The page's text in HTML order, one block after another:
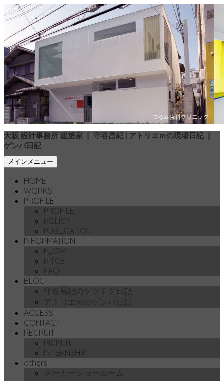
大阪 設計事務所 建築家 ❘ 守谷昌紀 | アトリエｍの現場日記 ❘
ゲンバ日記
検
索
メインメニュー
へ
移
動
HOME
WORKS
PROFILE
PROFILE
POLICY
PUBLICATION
INFORMATION
FLOW
PRICE
FAQ
BLOG
守谷昌紀のゲツモク日記
アトリエｍのゲンバ日記
ACCESS
CONTACT
RECRUIT
RICRUIT
INTERNSHIP
others
メーカーショールーム